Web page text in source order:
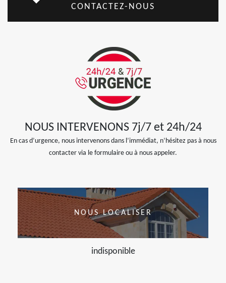
CONTACTEZ-NOUS
NOUS INTERVENONS 7j/7 et 24h/24
En cas d’urgence, nous intervenons dans l’immédiat, n’hésitez pas à nous
contacter via le formulaire ou à nous appeler.
NOUS LOCALISER
indisponible